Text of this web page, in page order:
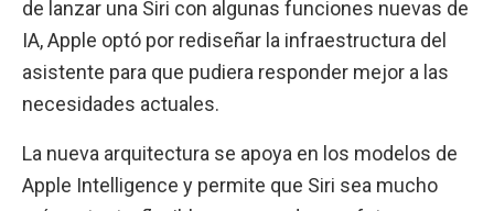
de lanzar una Siri con algunas funciones nuevas de
IA, Apple optó por rediseñar la infraestructura del
asistente para que pudiera responder mejor a las
necesidades actuales.
La nueva arquitectura se apoya en los modelos de
Apple Intelligence y permite que Siri sea mucho